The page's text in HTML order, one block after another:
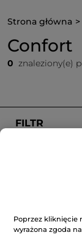
Strona główna
Confort
0 znaleziony(e)
FILTR
Poprzez kliknięcie
wyrażona zgoda